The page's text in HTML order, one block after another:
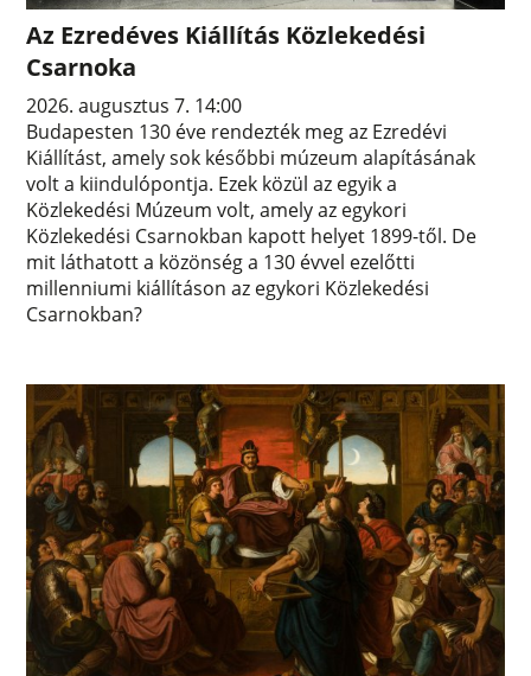
Az Ezredéves Kiállítás Közlekedési
Csarnoka
2026. augusztus 7. 14:00
Budapesten 130 éve rendezték meg az Ezredévi
Kiállítást, amely sok későbbi múzeum alapításának
volt a kiindulópontja. Ezek közül az egyik a
Közlekedési Múzeum volt, amely az egykori
Közlekedési Csarnokban kapott helyet 1899-től. De
mit láthatott a közönség a 130 évvel ezelőtti
millenniumi kiállításon az egykori Közlekedési
Csarnokban?